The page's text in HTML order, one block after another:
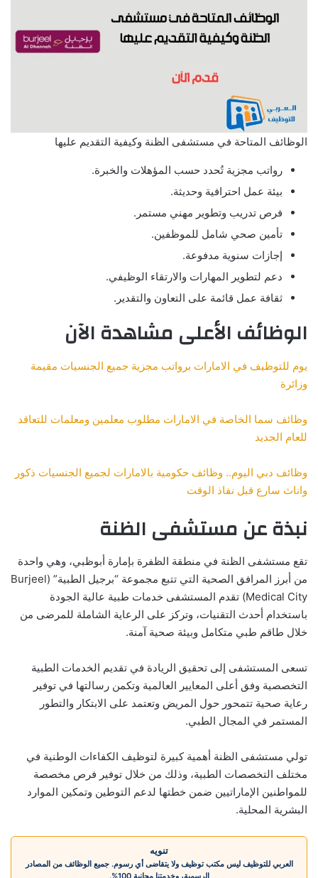
الوظائف المتاحة في مستشفى الظنة وكيفية التقديم عليها
رواتب مجزية تُحدد حسب المؤهلات والخبرة.
بيئة عمل احترافية وحديثة.
فرص تدريب وتطوير مهني مستمر.
تأمين صحي شامل للموظفين.
إجازات سنوية مدفوعة.
دعم لتطوير المهارات والارتقاء الوظيفي.
ثقافة عمل قائمة على التعاون والتقدير.
الوظائف الأعلى مشاهدة الآن
يوم للتوظيف في الامارات برواتب مجزية جميع الجنسيات مقيمة
وزائرة
وظائف سما الخاصة في الامارات مطلوب معلمين ومعلمات للتعاقد
للعام الجديد
وظائف دبي اليوم.. وظائف حكومية بالامارات لجميع الجنسيات ذكور
واناث سارع قبل نفاذ الوقت
نبذة عن مستشفى الظنة
تقع مستشفى الظنة في منطقة الظفرة بإمارة أبوظبي، وهي واحدة
من أبرز المرافق الصحية التي تتبع مجموعة “برجيل الطبية” (Burjeel
Medical City) تقدم المستشفى خدمات طبية عالية الجودة
باستخدام أحدث التقنيات، وتركز على الرعاية الشاملة للمرضى من
خلال طاقم طبي متكامل وبيئة صحية آمنة.
تسعى المستشفى إلى تحقيق الريادة في تقديم الخدمات الطبية
التخصصية وفق أعلى المعايير العالمية وتكمن رسالتها في توفير
رعاية صحية تتمحور حول المريض وتعتمد على الابتكار والتطور
المستمر في المجال الطبي.
تولي مستشفى الظنة أهمية كبيرة لتوظيف الكفاءات الوطنية في
مختلف التخصصات الطبية، وذلك من خلال توفير فرص مخصصة
للمواطنين الإماراتيين ضمن خطتها لدعم التوطين وتمكين الموارد
البشرية المحلية.
تنويه
العربي للتوظيف ليس مكتب توظيف ولا يتقاضى أي رسوم. جميع الوظائف من المصادر